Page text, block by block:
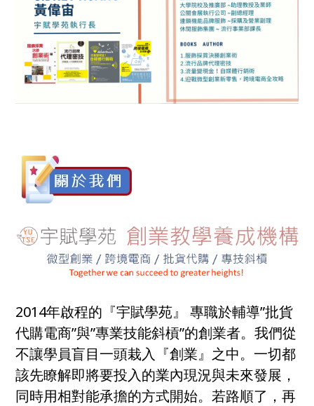
2014年啟程的『宇賦學苑』 專職於輔導”批貨
代購電商”與”專業技能斜槓”的創業者。我們從
不讓學員盲目一頭栽入『創業』之中。一切都
該先瞭解即將要投入的業內現況與未來發展，
同時用相對能承擔的方式開始。若路順了，再